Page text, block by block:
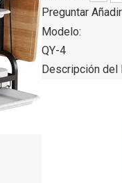
Preguntar
Modelo:
QY-4
Descripción del